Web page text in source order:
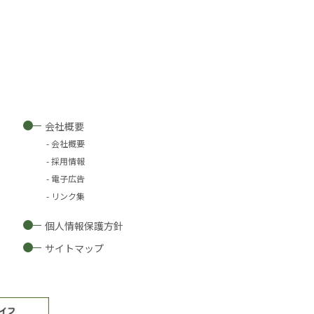
会社概要
会社概要
採用情報
電子広告
リンク集
個人情報保護方針
サイトマップ